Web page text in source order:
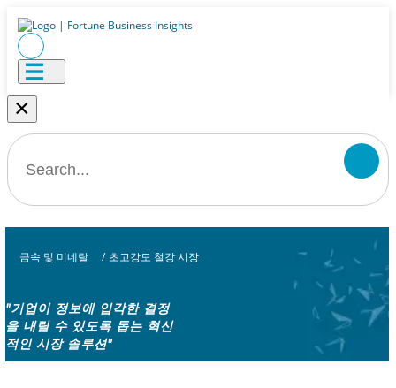
×
금속 및 미네랄 / 초고강도 철강 시장
"기업이 정보에 입각한 결정
을 내릴 수 있도록 돕는 혁신
적인 시장 솔루션"